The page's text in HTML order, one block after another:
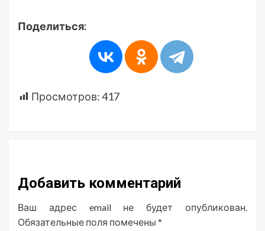
Поделиться:
Просмотров:417
Добавить комментарий
Ваш адрес email не будет опубликован.
Обязательные поля помечены *